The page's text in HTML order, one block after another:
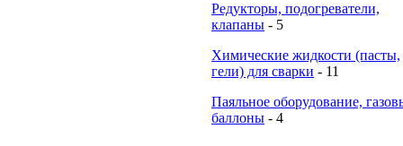
Редукторы, подогреватели,
клапаны - 5
Химические жидкости (пасты,
гели) для сварки - 11
Паяльное оборудование,
баллоны - 4